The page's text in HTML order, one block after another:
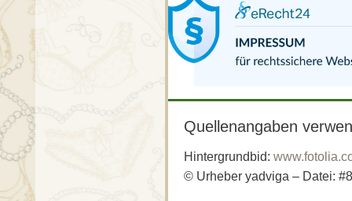
Quellenangaben
Hintergrundbid:
© Urheber yadviga – Datei: